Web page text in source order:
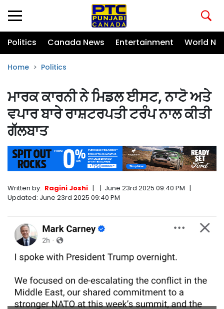
Politics Canada News Entertainment World
Home Politics
ਮਾਰਕ ਕਾਰਨੀ ਨੇ ਮਿਡਲ ਈਸਟ, ਨਾਟੋ ਅਤੇ
ਵਪਾਰ ਬਾਰੇ ਰਾਸ਼ਟਰਪਤੀ ਟਰੰਪ ਨਾਲ ਕੀਤੀ
ਗੱਲਬਾਤ
Written by: Ragini Joshi | | June 23rd 2025 09:40 PM |
Updated: June 23rd 2025 09:40 PM